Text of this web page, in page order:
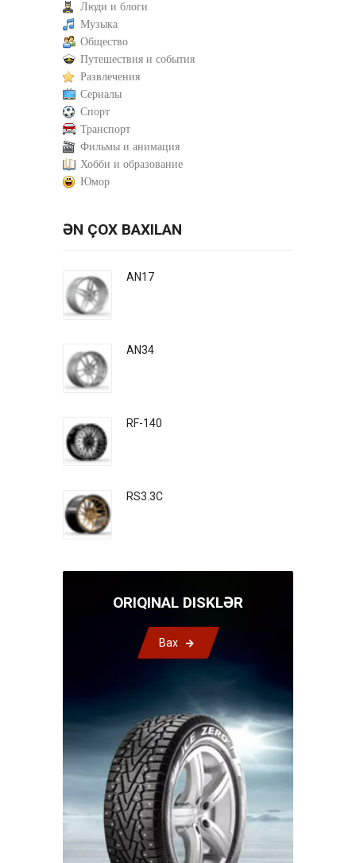
Люди и блоги
Музыка
Общество
Путешествия и события
Развлечения
Сериалы
Спорт
Транспорт
Фильмы и анимация
Хобби и образование
Юмор
ƏN ÇOX BAXILAN
AN17
AN34
RF-140
RS3.3C
ORIQINAL DISKLƏR
Bax